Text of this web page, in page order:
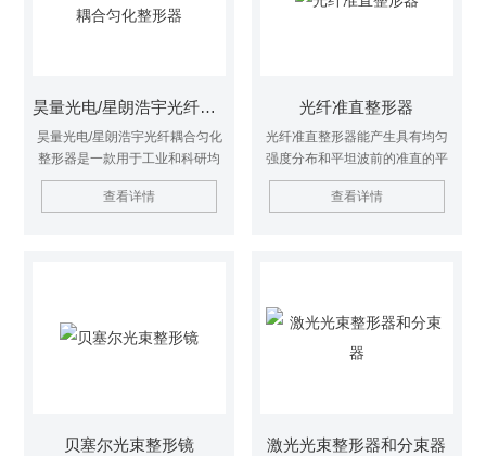
昊量光电/星朗浩宇光纤耦合匀化整形器
昊量光电/星朗浩宇光纤耦合匀化
整形器是一款用于工业和科研均
匀照明场景的光束整形器件，兼
容NA=0.22或0.50多模光纤，支
查看详情
光纤准直整形器
光纤准直整形器能产生具有均匀
强度分布和平坦波前的准直的平
顶光束，并可在极长的工作距离
稳定地工作。
查看详情
贝塞尔光束整形镜 激光光束整形器和分束器